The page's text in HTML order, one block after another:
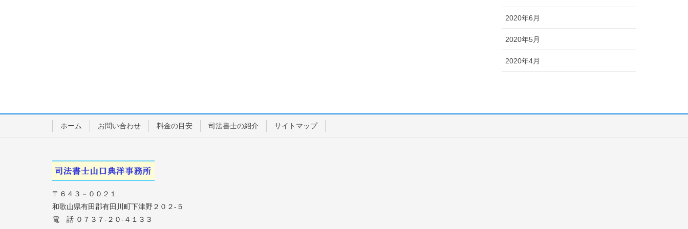
2020年6月
2020年5月
2020年4月
ホーム お問い合わせ 料金の目安 司法書士の紹介 サイトマップ
〒６４３－００２１
和歌山県有田郡有田川町下津野２０２-５
電 話 ０７３７-２０-４１３３